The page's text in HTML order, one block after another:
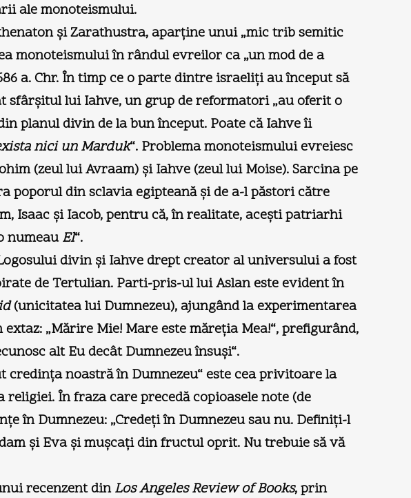
ale monoteismului.
şi Zarathustra, aparţine unui „mic trib semitic
monoteismului în rândul evreilor ca „un mod de a
a. Chr. În timp ce o parte dintre israeliţi au început să
sfârşitul lui Iahve, un grup de reformatori „au oferit o
planul divin de la bun început. Poate că Iahve îi
nici un Marduk“. Problema monoteismului evreiesc
(zeul lui Avraam) şi Iahve (zeul lui Moise). Sarcina pe
poporul din sclavia egipteană şi de a-l păstori către
Isaac şi Iacob, pentru că, în realitate, aceşti patriarhi
numeauEl“.
divin şi Iahve drept creator al universului a fost
de Tertulian. Parti-pris-ul lui Aslan este evident în
(unicitatea lui Dumnezeu), ajungând la experimentarea
„Mărire Mie! Mare este măreţia Mea!“, prefigurând,
alt Eu decât Dumnezeu însuşi“.
noastră în Dumnezeu“ este cea privitoare la
În fraza care precedă copioasele note (de
în Dumnezeu: „Credeţi în Dumnezeu sau nu. Definiţi-l
şi Eva şi muşcaţi din fructul oprit. Nu trebuie să vă
recenzent dinLos Angeles Review of Books, prin